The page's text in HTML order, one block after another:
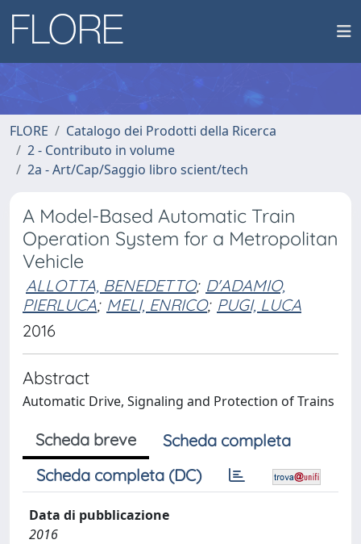
FLORE
Catalogo dei Prodotti della Ricerca
2 - Contributo in volume
2a - Art/Cap/Saggio libro scient/tech
A Model-Based Automatic Train
Operation System for a Metropolitan
Vehicle
ALLOTTA, BENEDETTO; D'ADAMIO,
PIERLUCA; MELI, ENRICO; PUGI, LUCA
2016
Abstract
Automatic Drive, Signaling and Protection of Trains
Scheda breve
Scheda completa
Scheda completa (DC)
Data di pubblicazione
2016